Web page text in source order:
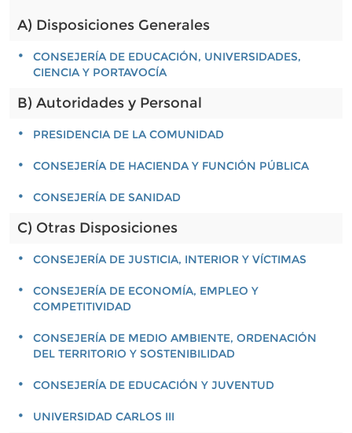
A) Disposiciones Generales
CONSEJERÍA DE EDUCACIÓN, UNIVERSIDADES,
CIENCIA Y PORTAVOCÍA
B) Autoridades y Personal
PRESIDENCIA DE LA COMUNIDAD
CONSEJERÍA DE HACIENDA Y FUNCIÓN PÚBLICA
CONSEJERÍA DE SANIDAD
C) Otras Disposiciones
CONSEJERÍA DE JUSTICIA, INTERIOR Y VÍCTIMAS
CONSEJERÍA DE ECONOMÍA, EMPLEO Y
COMPETITIVIDAD
CONSEJERÍA DE MEDIO AMBIENTE, ORDENACIÓN
DEL TERRITORIO Y SOSTENIBILIDAD
CONSEJERÍA DE EDUCACIÓN Y JUVENTUD
UNIVERSIDAD CARLOS III